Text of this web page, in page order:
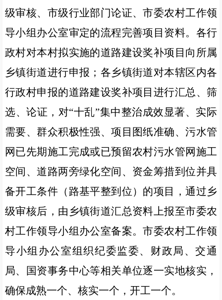
级审核、市级行业部门论证、市委农村工作领
导小组办公室审定的流程完善项目资料。各行
政村对本村拟实施的道路建设奖补项目向所属
乡镇街道进行申报；各乡镇街道对本辖区内各
行政村申报的道路建设奖补项目进行汇总、筛
选、论证，对“十乱”集中整治成效显著、实际
需要、群众积极性强、项目图纸准确、污水管
网已先期施工完成或已预留农村污水管网施工
空间、道路两旁绿化空间、资金筹措到位并具
备开工条件（路基平整到位）的项目，通过乡
级审核后，由乡镇街道汇总资料上报至市委农
村工作领导小组办公室备案。市委农村工作领
导小组办公室组织纪委监委、财政局、交通
局、国资事务中心等相关单位逐一实地核实，
确保成熟一个、核实一个，开工一个。